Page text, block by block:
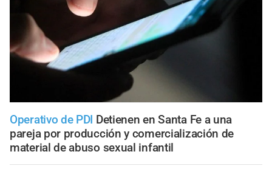
Operativo de PDI Detienen en Santa Fe a una
pareja por producción y comercialización de
material de abuso sexual infantil